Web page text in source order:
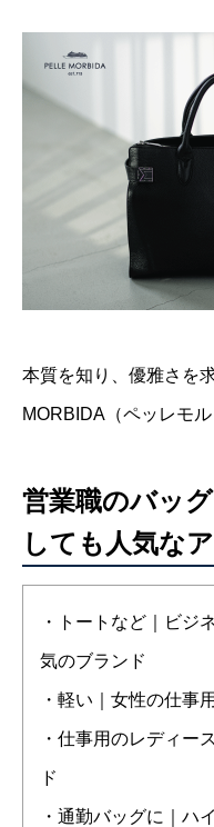
本質を知り、優雅さを
MORBIDA（ペッレモル
営業職のバッ
しても人気な
・トートなど｜ビジ
気のブランド
・軽い｜女性の仕事
・仕事用のレディー
ド
・通勤バッグに｜ハ